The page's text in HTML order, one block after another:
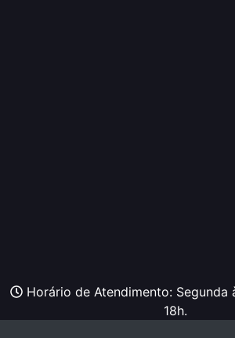
Horário de Atendimento: Segunda
18h.